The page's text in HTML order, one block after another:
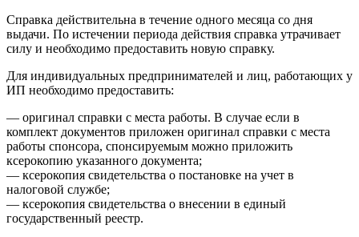
Справка действительна в течение одного месяца со дня
выдачи. По истечении периода действия справка утрачивает
силу и необходимо предоставить новую справку.
Для индивидуальных предпринимателей и лиц, работающих у
ИП необходимо предоставить:
— оригинал справки с места работы. В случае если в
комплект документов приложен оригинал справки с места
работы спонсора, спонсируемым можно приложить
ксерокопию указанного документа;
— ксерокопия свидетельства о постановке на учет в
налоговой службе;
— ксерокопия свидетельства о внесении в единый
государственный реестр.